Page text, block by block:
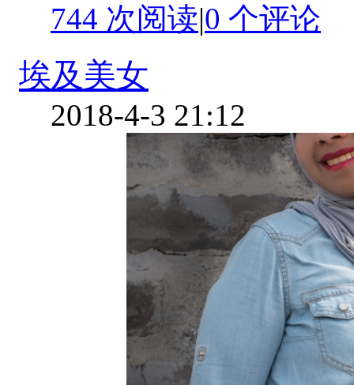
744 次阅读|0 个评论
埃及美女
2018-4-3 21:12